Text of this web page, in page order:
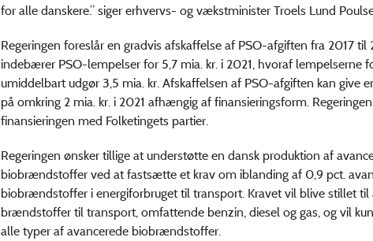
for alle danskere.” siger erhvervs- og vækstminister Troels Lund
Regeringen foreslår en gradvis afskaffelse af PSO-afgiften fra 2017 til
indebærer PSO-lempelser for 5,7 mia. kr. i 2021, hvoraf lempelserne
umiddelbart udgør 3,5 mia. kr. Afskaffelsen af PSO-afgiften kan give
på omkring 2 mia. kr. i 2021 afhængig af finansieringsform.
finansieringen med Folketingets partier.
Regeringen ønsker tillige at understøtte en dansk produktion af
biobrændstoffer ved at fastsætte et krav om iblanding af 0,9 pct.
biobrændstoffer i energiforbruget til transport. Kravet vil blive stillet til
brændstoffer til transport, omfattende benzin, diesel og gas, og vil
alle typer af avancerede biobrændstoffer.